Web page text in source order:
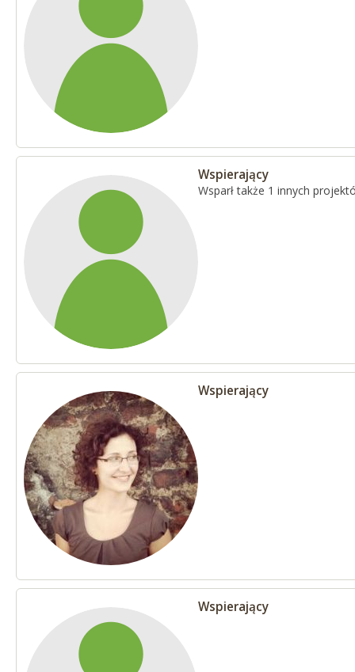
Wspierający
Wsparł także 1 innych
Wspierający
Wspierający